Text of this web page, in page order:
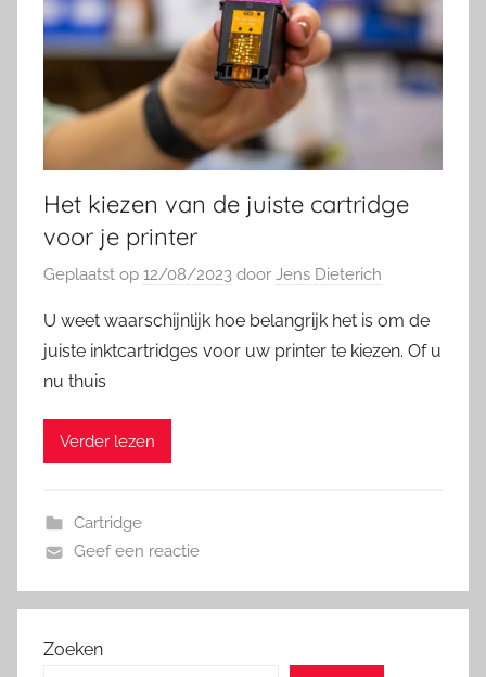
Het kiezen van de juiste cartridge
voor je printer
Geplaatst op 12/08/2023 door Jens Dieterich
U weet waarschijnlijk hoe belangrijk het is om de
juiste inktcartridges voor uw printer te kiezen. Of u
nu thuis
Verder lezen
Cartridge
Geef een reactie
Zoeken